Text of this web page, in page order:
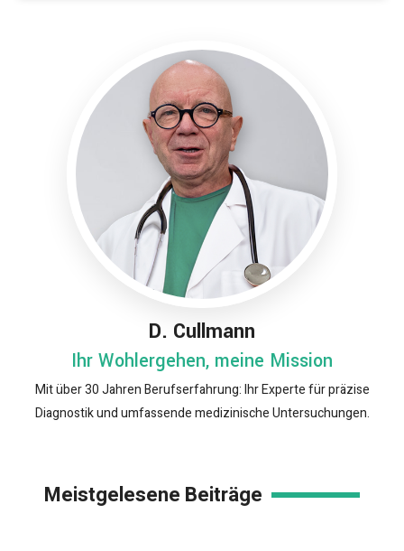
D. Cullmann
Ihr Wohlergehen, meine Mission
Mit über 30 Jahren Berufserfahrung: Ihr Experte für präzise
Diagnostik und umfassende medizinische Untersuchungen.
Meistgelesene Beiträge